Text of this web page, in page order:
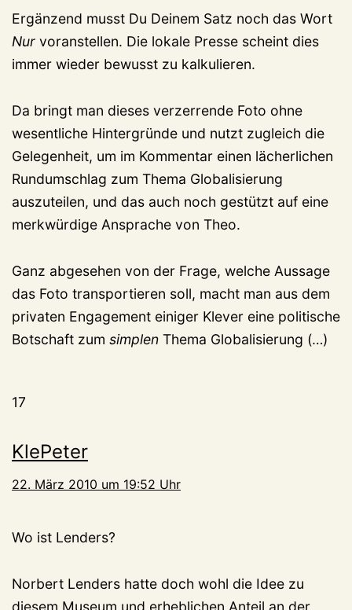
Ergänzend musst Du Deinem Satz noch das Wort
Nur voranstellen. Die lokale Presse scheint dies
immer wieder bewusst zu kalkulieren.
Da bringt man dieses verzerrende Foto ohne
wesentliche Hintergründe und nutzt zugleich die
Gelegenheit, um im Kommentar einen lächerlichen
Rundumschlag zum Thema Globalisierung
auszuteilen, und das auch noch gestützt auf eine
merkwürdige Ansprache von Theo.
Ganz abgesehen von der Frage, welche Aussage
das Foto transportieren soll, macht man aus dem
privaten Engagement einiger Klever eine politische
Botschaft zum simplen Thema Globalisierung (…)
17
KlePeter
22. März 2010 um 19:52 Uhr
Wo ist Lenders?
Norbert Lenders hatte doch wohl die Idee zu